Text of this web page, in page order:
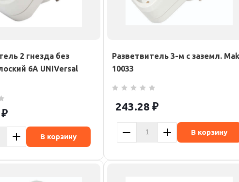
2 гнезда без
6А UNIVersal
₽
В корзину
Разветвитель 3-м с заземл.
10033
243.28 ₽
В корзину